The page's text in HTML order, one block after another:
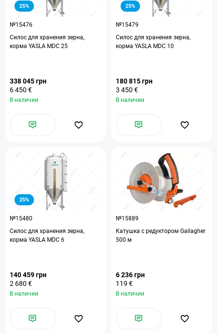
25%
№15476
Силос для хранения зерна,
корма YASLA MDC 25
338 045 грн
6 450 €
В наличии
25%
№15479
Силос для хранения зерна,
корма YASLA MDC 10
180 815 грн
3 450 €
В наличии
25%
№15480
Силос для хранения зерна,
корма YASLA MDC 6
140 459 грн
2 680 €
В наличии
№15889
Катушка с редуктором Gallagher
500 м
6 236 грн
119 €
В наличии